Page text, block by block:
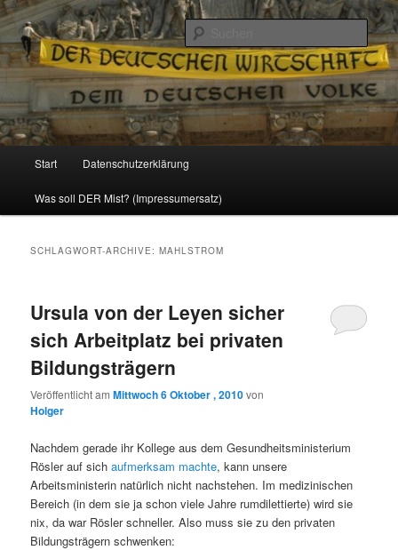
Reizzentrum
Politik, Wirtschaft, Soziales und Gesellschaft
Zum
Inhalt
Zum
sekundären
Start Datenschutzerklärung
Was soll DER Mist? (Impressumersatz)
SCHLAGWORT-ARCHIVE:MAHLSTROM
Ursula von der Leyen sicher
sich Arbeitplatz bei privaten
Bildungsträgern
Veröffentlicht amMittwoch 6 Oktober , 2010von
Holger
Nachdem gerade ihr Kollege aus dem Gesundheitsministerium
Rösler auf sichaufmerksam machte, kann unsere
Arbeitsministerin natürlich nicht nachstehen. Im medizinischen
Bereich (in dem sie ja schon viele Jahre rumdilettierte) wird sie
nix, da war Rösler schneller. Also muss sie zu den privaten
Bildungsträgern schwenken: